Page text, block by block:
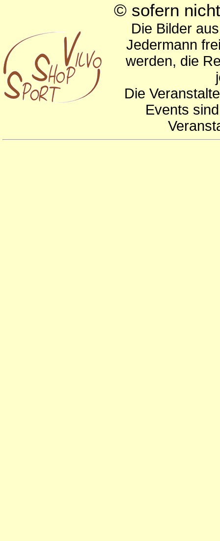
© sofern
Die Bilder
Jedermann
werden, die
Die
Events